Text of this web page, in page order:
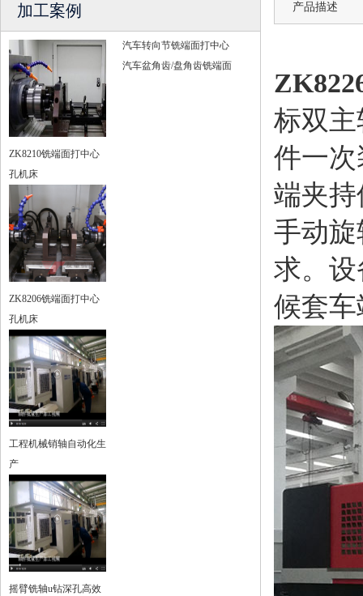
加工案例
ZK8210铣端面打中心
孔机床
ZK8206铣端面打中心
孔机床
工程机械销轴自动化生
产
摇臂铣轴u钻深孔高效
汽车转向节铣端面打中心
汽车盆角齿/盘角齿铣端面
产品描述
标双
件一
端夹
手动
求。
候套